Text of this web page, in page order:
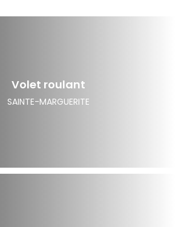
Volet roulant
SAINTE-MARGUERITE